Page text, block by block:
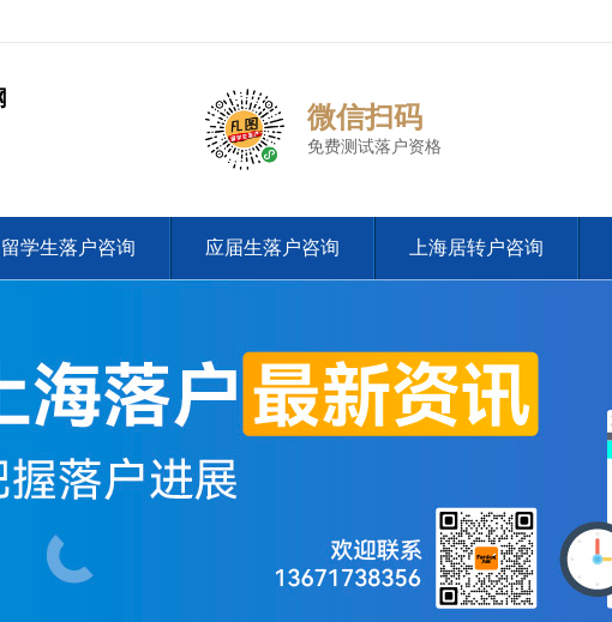
微信扫码
免费测试落户资格
留学生落户咨询 应届生落户咨询 上海居转户咨询